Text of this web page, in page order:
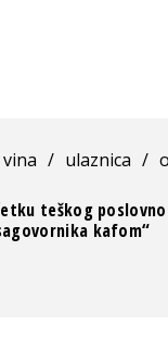
/ ulaznica /
teškog
kafom“